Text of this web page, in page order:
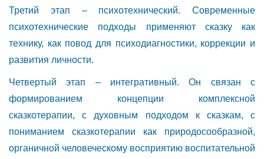
Третий этап – психотехнический. Современные
психотехнические подходы применяют сказку как
технику, как повод для психодиагностики, коррекции и
развития личности.
Четвертый этап – интегративный. Он связан с
формированием концепции комплексной
сказкотерапии, с духовным подходом к сказкам, с
пониманием сказкотерапии как природосообразной,
органичной человеческому восприятию воспитательной